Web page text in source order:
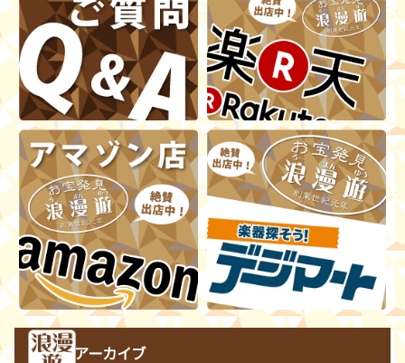
アーカイブ